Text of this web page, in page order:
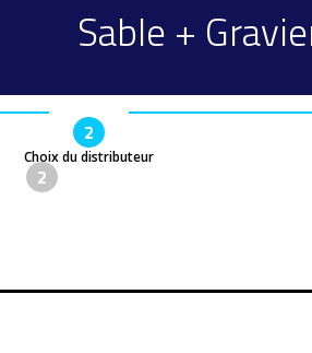
Sable +
2
Choix du distributeur
2